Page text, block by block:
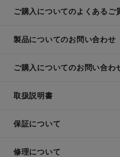
ご購入についてのよくあるご
製品についてのお問い合わせ
ご購入についてのお問い合わ
取扱説明書
保証について
修理について